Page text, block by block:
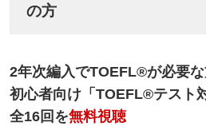
の方
2年次編入でTOEFL®が必要
初心者向け「TOEFL®テスト
全16回を無料視聴